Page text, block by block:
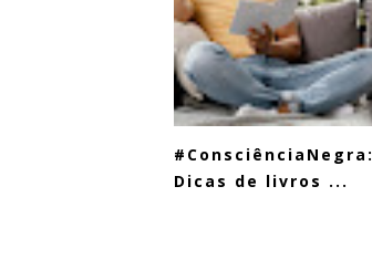
#ConsciênciaNegra:
Dicas de livros ...